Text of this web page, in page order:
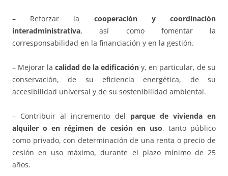
– Reforzar la cooperación y coordinación
interadministrativa, así como fomentar la
corresponsabilidad en la financiación y en la gestión.
– Mejorar la calidad de la edificación y, en particular, de su
conservación, de su eficiencia energética, de su
accesibilidad universal y de su sostenibilidad ambiental.
– Contribuir al incremento del parque de vivienda en
alquiler o en régimen de cesión en uso, tanto público
como privado, con determinación de una renta o precio de
cesión en uso máximo, durante el plazo mínimo de 25
años.